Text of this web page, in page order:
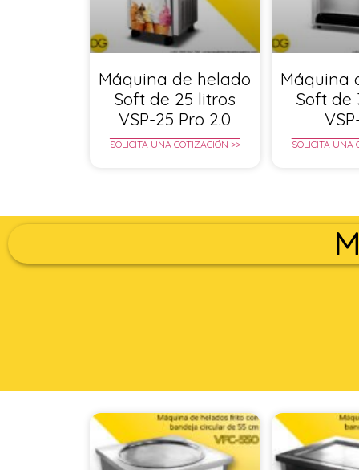
Máquina de helado
Soft de 25 litros
VSP-25 Pro 2.0
SOLICITA UNA COTIZACIÓN >>
Máquina
Soft de
SOLICITA UNA